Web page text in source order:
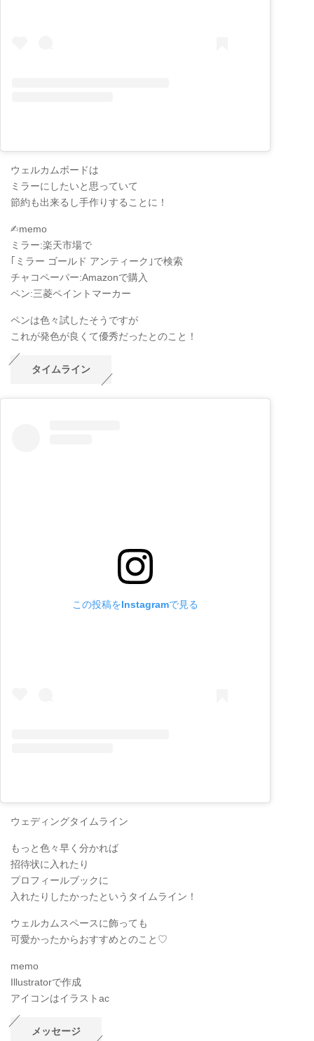
ウェルカムボードは
ミラーにしたいと思っていて
節約も出来るし手作りすることに！
✍︎memo
ミラー:楽天市場で
｢ミラー ゴールド アンティーク｣で検索
チャコペーパー:Amazonで購入
ペン:三菱ペイントマーカー
ペンは色々試したそうですが
これが発色が良くて優秀だったとのこと！
タイムライン
この投稿をInstagramで見る
ウェディングタイムライン
もっと色々早く分かれば
招待状に入れたり
プロフィールブックに
入れたりしたかったというタイムライン！
ウェルカムスペースに飾っても
可愛かったからおすすめとのこと♡
memo
Illustratorで作成
アイコンはイラストac
メッセージ